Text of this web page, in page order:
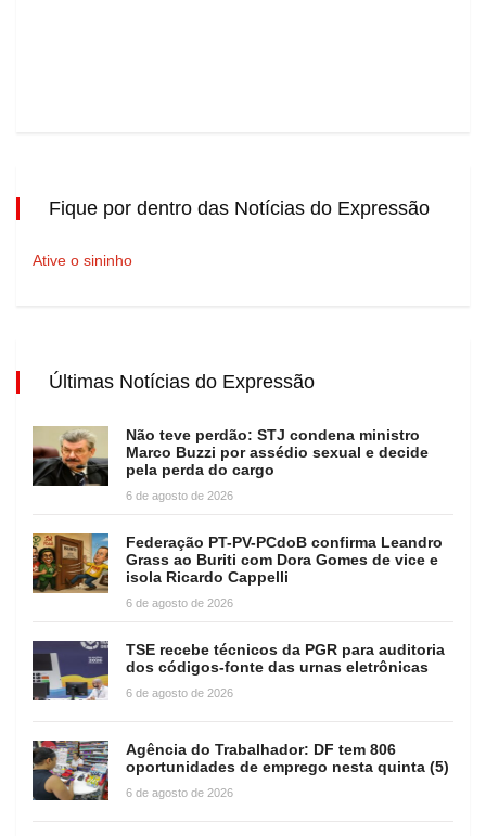
Fique por dentro das Notícias do Expressão
Ative o sininho
Últimas Notícias do Expressão
Não teve perdão: STJ condena ministro
Marco Buzzi por assédio sexual e decide
pela perda do cargo
6 de agosto de 2026
Federação PT-PV-PCdoB confirma Leandro
Grass ao Buriti com Dora Gomes de vice e
isola Ricardo Cappelli
6 de agosto de 2026
TSE recebe técnicos da PGR para auditoria
dos códigos-fonte das urnas eletrônicas
6 de agosto de 2026
Agência do Trabalhador: DF tem 806
oportunidades de emprego nesta quinta (5)
6 de agosto de 2026